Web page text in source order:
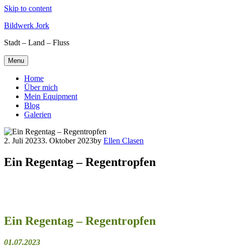
Skip to content
Bildwerk Jork
Stadt – Land – Fluss
Menu
Home
Über mich
Mein Equipment
Blog
Galerien
2. Juli 20233. Oktober 2023by Ellen Clasen
Ein Regentag – Regentropfen
Ein Regentag – Regentropfen
01.07.2023